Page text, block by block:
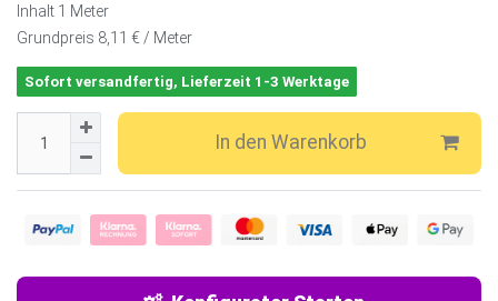
Inhalt 1 Meter
Grundpreis 8,11 € / Meter
Sofort versandfertig, Lieferzeit 1-3 Werktage
In den Warenkorb